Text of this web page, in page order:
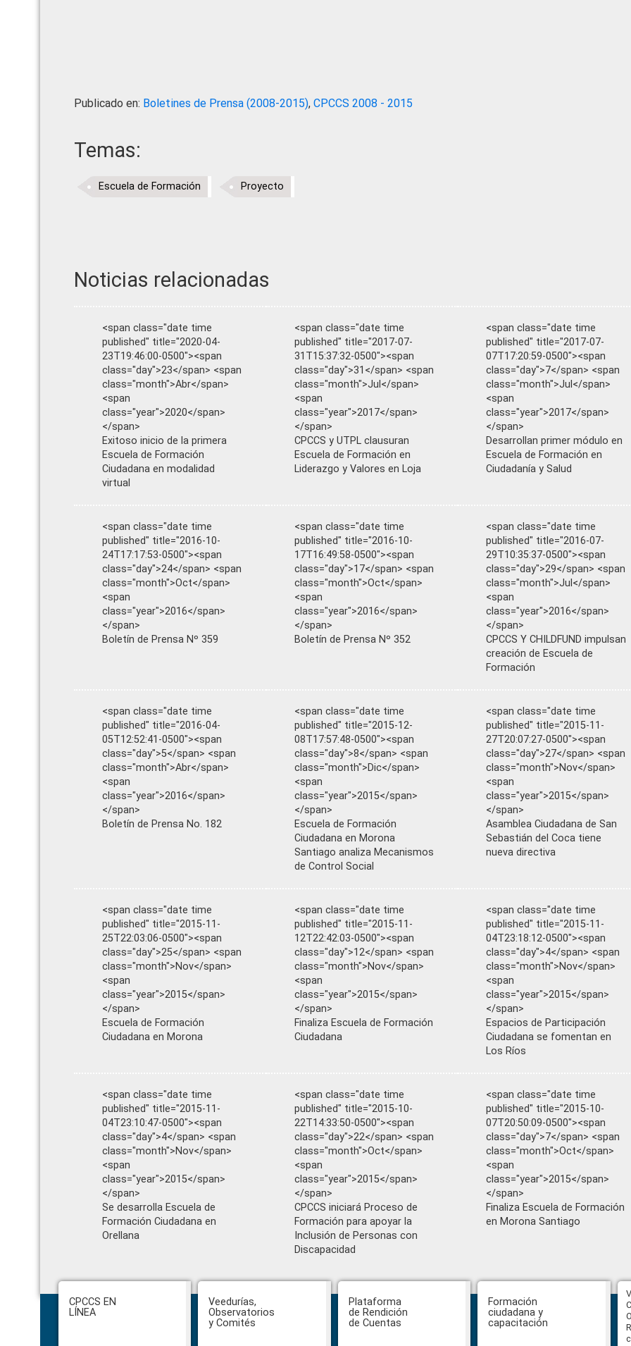
Publicado en: Boletines de Prensa (2008-2015), CPCCS 2008 - 2015
Temas:
Escuela de Formación Proyecto
Noticias relacionadas
<span class="date time
published" title="2020-04-
23T19:46:00-0500"><span
class="day">23</span> <span
class="month">Abr</span>
<span
class="year">2020</span>
</span>
Exitoso inicio de la primera
Escuela de Formación
Ciudadana en modalidad
virtual
<span class="date time
published" title="2017-07-
31T15:37:32-0500"><span
class="day">31</span> <span
class="month">Jul</span>
<span
class="year">2017</span>
</span>
CPCCS y UTPL clausuran
Escuela de Formación en
Liderazgo y Valores en Loja
<span class="date time
published" title="2017-07-
07T17:20:59-0500"><span
class="day">7</span> <span
class="month">Jul</span>
<span
class="year">2017</span>
</span>
Desarrollan primer módulo en
Escuela de Formación en
Ciudadanía y Salud
<span class="date time
published" title="2016-10-
24T17:17:53-0500"><span
class="day">24</span> <span
class="month">Oct</span>
<span
class="year">2016</span>
</span>
Boletín de Prensa Nº 359
<span class="date time
published" title="2016-10-
17T16:49:58-0500"><span
class="day">17</span> <span
class="month">Oct</span>
<span
class="year">2016</span>
</span>
Boletín de Prensa Nº 352
<span class="date time
published" title="2016-07-
29T10:35:37-0500"><span
class="day">29</span> <span
class="month">Jul</span>
<span
class="year">2016</span>
</span>
CPCCS Y CHILDFUND impulsan
creación de Escuela de
Formación
<span class="date time
published" title="2016-04-
05T12:52:41-0500"><span
class="day">5</span> <span
class="month">Abr</span>
<span
class="year">2016</span>
</span>
Boletín de Prensa No. 182
<span class="date time
published" title="2015-12-
08T17:57:48-0500"><span
class="day">8</span> <span
class="month">Dic</span>
<span
class="year">2015</span>
</span>
Escuela de Formación
Ciudadana en Morona
Santiago analiza Mecanismos
de Control Social
<span class="date time
published" title="2015-11-
27T20:07:27-0500"><span
class="day">27</span> <span
class="month">Nov</span>
<span
class="year">2015</span>
</span>
Asamblea Ciudadana de San
Sebastián del Coca tiene
nueva directiva
<span class="date time
published" title="2015-11-
25T22:03:06-0500"><span
class="day">25</span> <span
class="month">Nov</span>
<span
class="year">2015</span>
</span>
Escuela de Formación
Ciudadana en Morona
<span class="date time
published" title="2015-11-
12T22:42:03-0500"><span
class="day">12</span> <span
class="month">Nov</span>
<span
class="year">2015</span>
</span>
Finaliza Escuela de Formación
Ciudadana
<span class="date time
published" title="2015-11-
04T23:18:12-0500"><span
class="day">4</span> <span
class="month">Nov</span>
<span
class="year">2015</span>
</span>
Espacios de Participación
Ciudadana se fomentan en
Los Ríos
<span class="date time
published" title="2015-11-
04T23:10:47-0500"><span
class="day">4</span> <span
class="month">Nov</span>
<span
class="year">2015</span>
</span>
Se desarrolla Escuela de
Formación Ciudadana en
Orellana
<span class="date time
published" title="2015-10-
22T14:33:50-0500"><span
class="day">22</span> <span
class="month">Oct</span>
<span
class="year">2015</span>
</span>
CPCCS iniciará Proceso de
Formación para apoyar la
Inclusión de Personas con
Discapacidad
<span class="date time
published" title="2015-10-
07T20:50:09-0500"><span
class="day">7</span> <span
class="month">Oct</span>
<span
class="year">2015</span>
</span>
Finaliza Escuela de Formación
en Morona Santiago
Footer
CPCCS EN
LÍNEA
Veedurías,
Observatorios
y Comités
Plataforma
de Rendición
de Cuentas
Formación
ciudadana y
capacitación
CPCCS aprueba convocatoria a
Veeduría para designación de la
autoridad de la SOT